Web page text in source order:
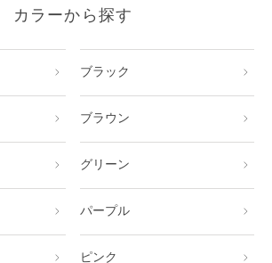
カラーから探す
ブラック
ブラウン
グリーン
パープル
ピンク